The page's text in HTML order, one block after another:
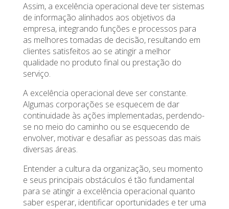
Assim, a excelência operacional deve ter sistemas
de informação alinhados aos objetivos da
empresa, integrando funções e processos para
as melhores tomadas de decisão, resultando em
clientes satisfeitos ao se atingir a melhor
qualidade no produto final ou prestação do
serviço.
A excelência operacional deve ser constante.
Algumas corporações se esquecem de dar
continuidade às ações implementadas, perdendo-
se no meio do caminho ou se esquecendo de
envolver, motivar e desafiar as pessoas das mais
diversas áreas.
Entender a cultura da organização, seu momento
e seus principais obstáculos é tão fundamental
para se atingir a excelência operacional quanto
saber esperar, identificar oportunidades e ter uma